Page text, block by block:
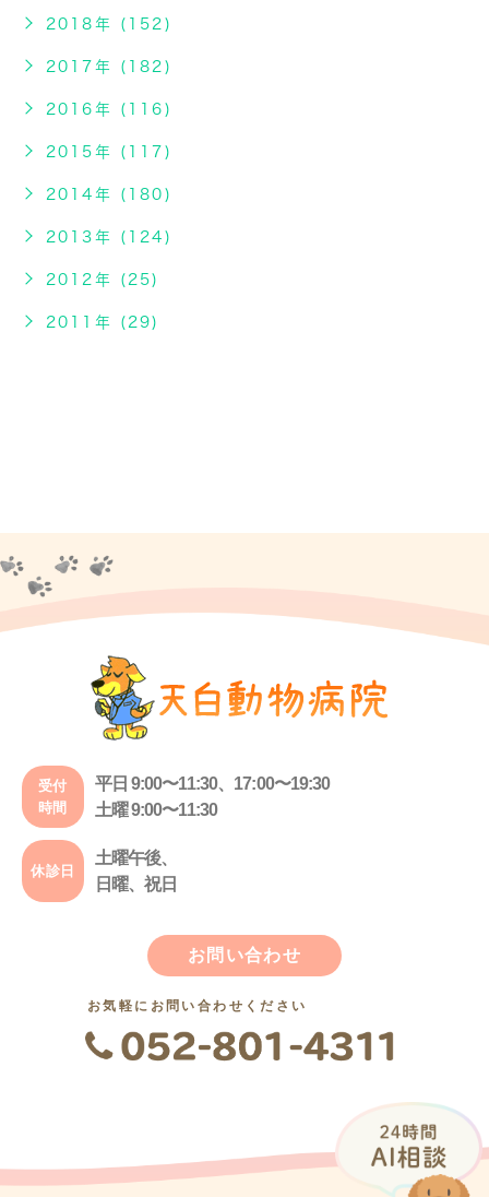
2018年 (152)
2017年 (182)
2016年 (116)
2015年 (117)
2014年 (180)
2013年 (124)
2012年 (25)
2011年 (29)
受付
時間
平日 9:00〜11:30、17:00〜19:30
土曜 9:00〜11:30
休診日
土曜午後、
日曜、祝日
お問い合わせ
お気軽にお問い合わせください